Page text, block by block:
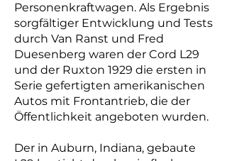
Personenkraftwagen. Als Ergebnis
sorgfältiger Entwicklung und Tests
durch Van Ranst und Fred
Duesenberg waren der Cord L29
und der Ruxton 1929 die ersten in
Serie gefertigten amerikanischen
Autos mit Frontantrieb, die der
Öffentlichkeit angeboten wurden.
Der in Auburn, Indiana, gebaute